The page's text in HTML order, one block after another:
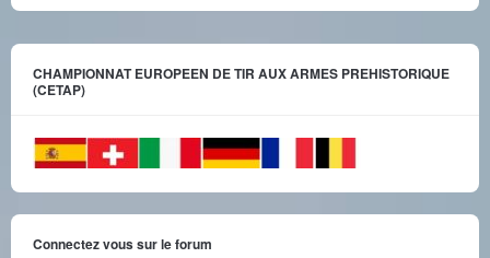
CHAMPIONNAT EUROPEEN DE TIR AUX ARMES PREHISTORIQUE
(CETAP)
Connectez vous sur le forum